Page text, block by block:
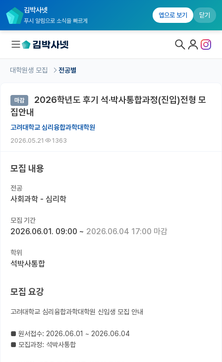
김박사넷
푸시 알림으로 소식을 빠르게
앱으로 보기 닫기
대학원생 모집 홈
기관별 모집 정보
연구실별 모집 정보
전공별 모집 정보
국내대학원 정보
연구실&오픈랩
커리어
재팬라운지 🌸
대학원생 모집 전공별
마감
2026학년도 후기 석·박사통합과정(진입)전형 모
집안내
고려대학교 심리융합과학대학원
2026.05.21 1363
모집 내용
전공
사회과학 - 심리학
모집 기간
2026.06.01. 09:00 ~ 2026.06.04 17:00 마감
학위
석박사통합
모집 요강
고려대학교 심리융합과학대학원 신입생 모집 안내
■ 원서접수: 2026.06.01 ~ 2026.06.04
■ 모집과정: 석박사통합